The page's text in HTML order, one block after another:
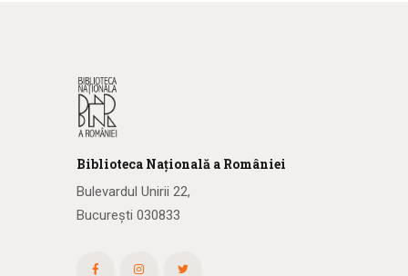
Biblioteca Națională a României
Bulevardul Unirii 22,
București 030833